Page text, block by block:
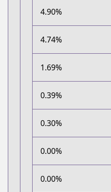
4.90%
4.74%
1.69%
0.39%
0.30%
0.00%
0.00%